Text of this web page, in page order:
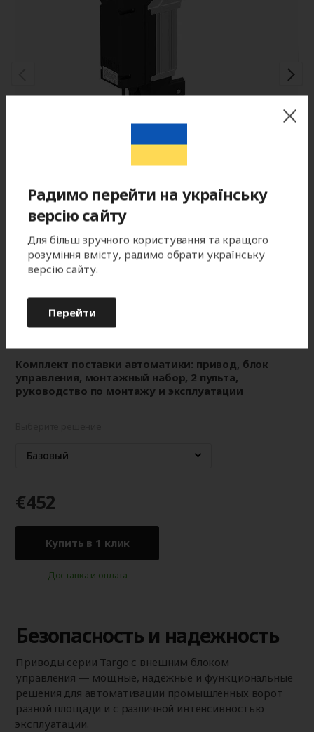
Привод для промышленных ворот
TARGO TR-5024-400KIT
Двигатель 400В, мощность 610 Вт, крутящий
момент 50Нм, частота 24 об/мин, S
Комплект поставки автоматики: привод, блок
управления, монтажный набор, 2 пульта,
руководство по монтажу и эксплуатации
Базовый
€452
Купить в 1 клик
Доставка и оплата
Безопасность и надежность
Приводы серии Targo с внешним блоком
управления — мощные, надежные и функциональные
решения для автоматизации промышленных ворот
разной площади и с различной интенсивностью
эксплуатации.
Радимо перейти на українську
версію сайту
Для більш зручного користування та кращого
розуміння вмісту, радимо обрати українську
версію сайту.
Перейти